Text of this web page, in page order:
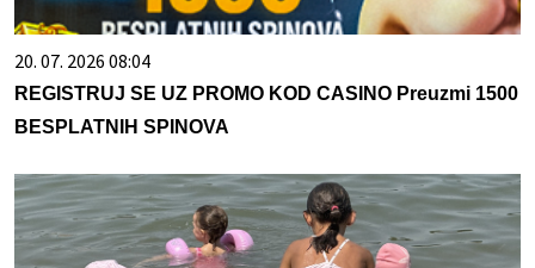
20. 07. 2026 08:04
REGISTRUJ SE UZ PROMO KOD CASINO Preuzmi 1500
BESPLATNIH SPINOVA